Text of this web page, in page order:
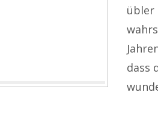
übler
dass